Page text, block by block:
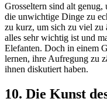
Grosseltern sind alt genug,
die unwichtige Dinge zu
zu kurz, um sich zu viel zu
alles sehr wichtig ist und
Elefanten. Doch in einem
lernen, ihre Aufregung zu
ihnen diskutiert haben.
10. Die Kunst